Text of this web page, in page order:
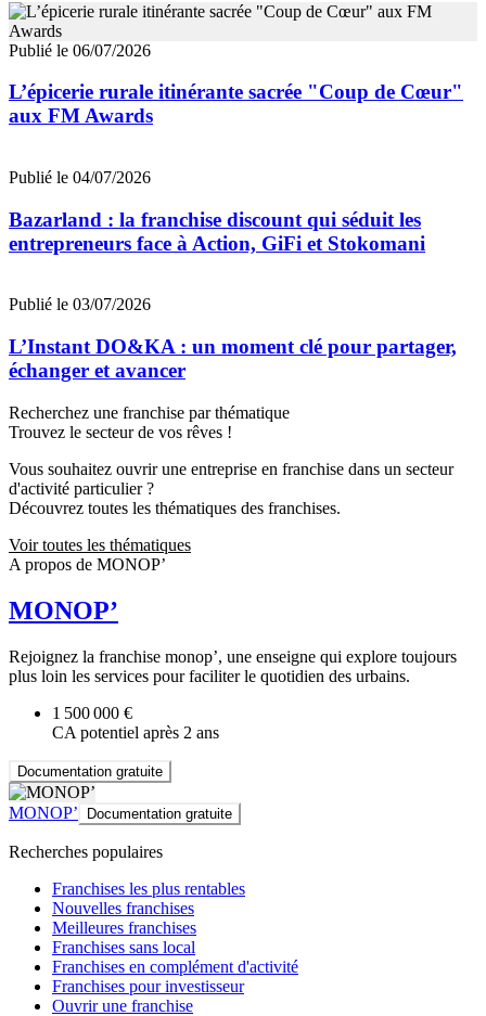
Publié le 06/07/2026
L’épicerie rurale itinérante sacrée "Coup de Cœur"
aux FM Awards
Publié le 04/07/2026
Bazarland : la franchise discount qui séduit les
entrepreneurs face à Action, GiFi et Stokomani
Publié le 03/07/2026
L’Instant DO&KA : un moment clé pour partager,
échanger et avancer
Recherchez une franchise par thématique
Trouvez le secteur de vos rêves !
Vous souhaitez ouvrir une entreprise en franchise dans un secteur
d'activité particulier ?
Découvrez toutes les thématiques des franchises.
Voir toutes les thématiques
A propos de MONOP’
MONOP’
Rejoignez la franchise monop’, une enseigne qui explore toujours
plus loin les services pour faciliter le quotidien des urbains.
1 500 000 €
CA potentiel après 2 ans
Documentation gratuite
MONOP’ Documentation gratuite
Recherches populaires
Franchises les plus rentables
Nouvelles franchises
Meilleures franchises
Franchises sans local
Franchises en complément d'activité
Franchises pour investisseur
Ouvrir une franchise